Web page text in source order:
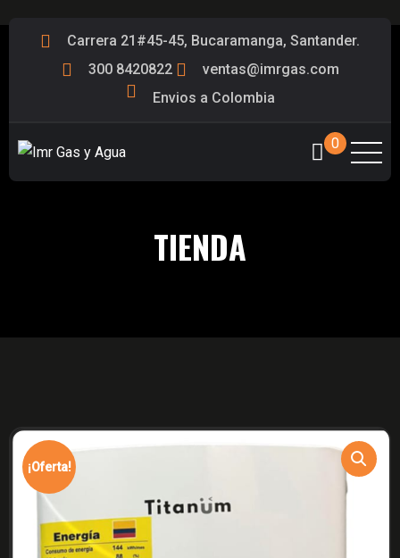
Carrera 21#45-45, Bucaramanga, Santander.
300 8420822
ventas@imrgas.com
Envios a Colombia
0
TIENDA
¡Oferta!